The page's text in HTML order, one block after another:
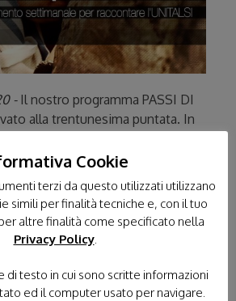
- Il nostro programma PASSI DI
alla trentunesima puntata. In
il giorno di NATALE VENERDI
“E ti vengo a cercare”
Cookie
terzi da questo utilizzati utilizzano
simili per finalità tecniche e, con il tuo
altre finalità come specificato nella
Privacy Policy.
di testo in cui sono scritte informazioni
ed il computer usato per navigare.